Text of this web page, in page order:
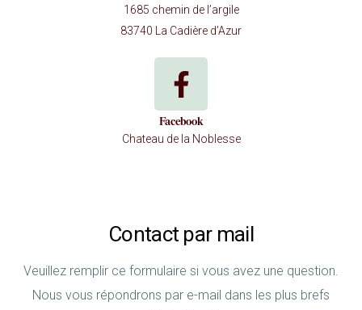
1685 chemin de l’argile
83740 La Cadière d’Azur
Facebook
Chateau de la Noblesse
Contact par mail
Veuillez remplir ce formulaire si vous avez une question.
Nous vous répondrons par e-mail dans les plus brefs